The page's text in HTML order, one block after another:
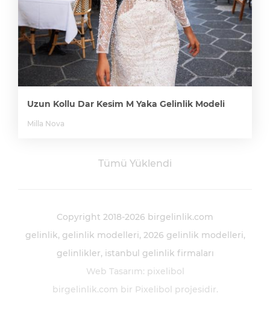
Uzun Kollu Dar Kesim M Yaka Gelinlik Modeli
Milla Nova
Tümü Yüklendi
Copyright 2018-2026 birgelinlik.com
gelinlik gelinlik modelleri 2026 gelinlik modelleri
gelinlikler istanbul gelinlik firmaları
Web Tasarım: pixelibol
birgelinlik.com bir Pixelibol projesidir.